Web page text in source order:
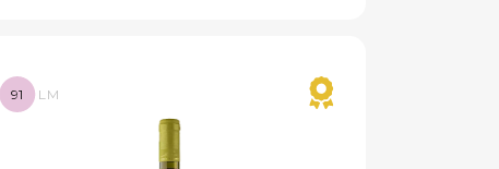
91 LM